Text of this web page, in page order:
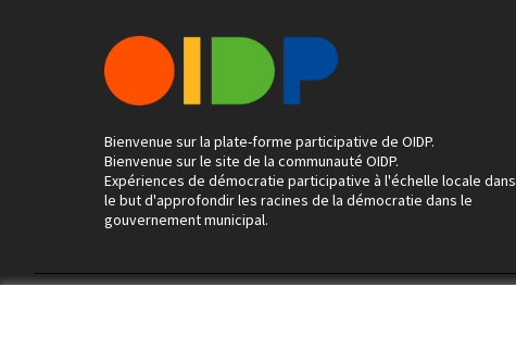
Bienvenue sur la plate-forme participative de OIDP.
Bienvenue sur le site de la communauté OIDP.
Expériences de démocratie participative à l'échelle locale dans
le but d'approfondir les racines de la démocratie dans le
gouvernement municipal.